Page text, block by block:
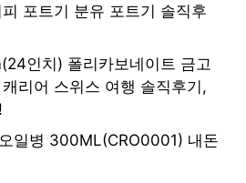
포트기 분유 포트기 솔직후
인치) 폴리카보네이트 금고
리어 스위스 여행 솔직후기,
일병 300ML(CRO0001) 내돈